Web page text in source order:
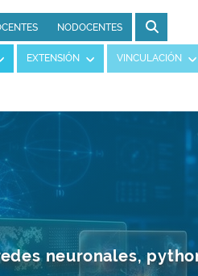
NODOCENTES
EXTENSIÓN VINCULACIÓN
neuronales,